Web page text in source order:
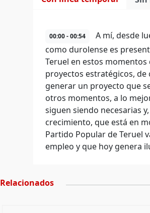
00:00 - 00:54
A mí, desde
como durolense es
Teruel en estos
proyectos estratégicos, de
generar un proyecto que
otros momentos, a lo
siguen siendo necesarias
crecimiento, que está en
Partido Popular de Teruel
empleo y que hoy genera
Relacionados